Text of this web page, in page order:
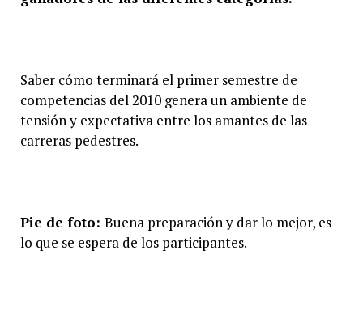
Saber cómo terminará el primer semestre de
competencias del 2010 genera un ambiente de
tensión y expectativa entre los amantes de las
carreras pedestres.
Pie de foto: Buena preparación y dar lo mejor, es
lo que se espera de los participantes.